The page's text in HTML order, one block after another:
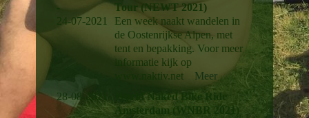
-
24-07-2021
Tour (NEWT 2021)
Een week naakt wandelen in
de Oostenrijkse Alpen, met
tent en bepakking. Voor meer
informatie kijk op
www.naktiv.net Meer
28-08-2021
World Naked Bike Ride
Amsterdam (WNBR 2021)